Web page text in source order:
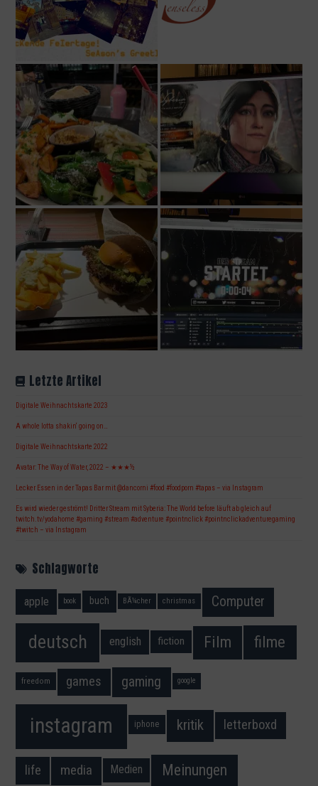
Letzte Artikel
Digitale Weihnachtskarte 2023
A whole lotta shakin‘ going on…
Digitale Weihnachtskarte 2022
Avatar: The Way of Water, 2022 – ★★★½
Lecker Essen in der Tapas Bar mit @dancorni #food #foodporn #tapas – via Instagram
Es wird wieder geströmt! Dritter Stream mit Syberia: The World before läuft ab gleich auf
twitch.tv/yodahome #gaming #stream #adventure #pointnclick #pointnclickadventuregaming
#twitch – via Instagram
Schlagworte
apple book buch BÃ¼cher christmas Computer
deutsch english fiction Film filme
freedom games gaming google
instagram iphone kritik letterboxd
life media Medien Meinungen